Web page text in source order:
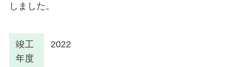
しました。
竣工
年度
2022